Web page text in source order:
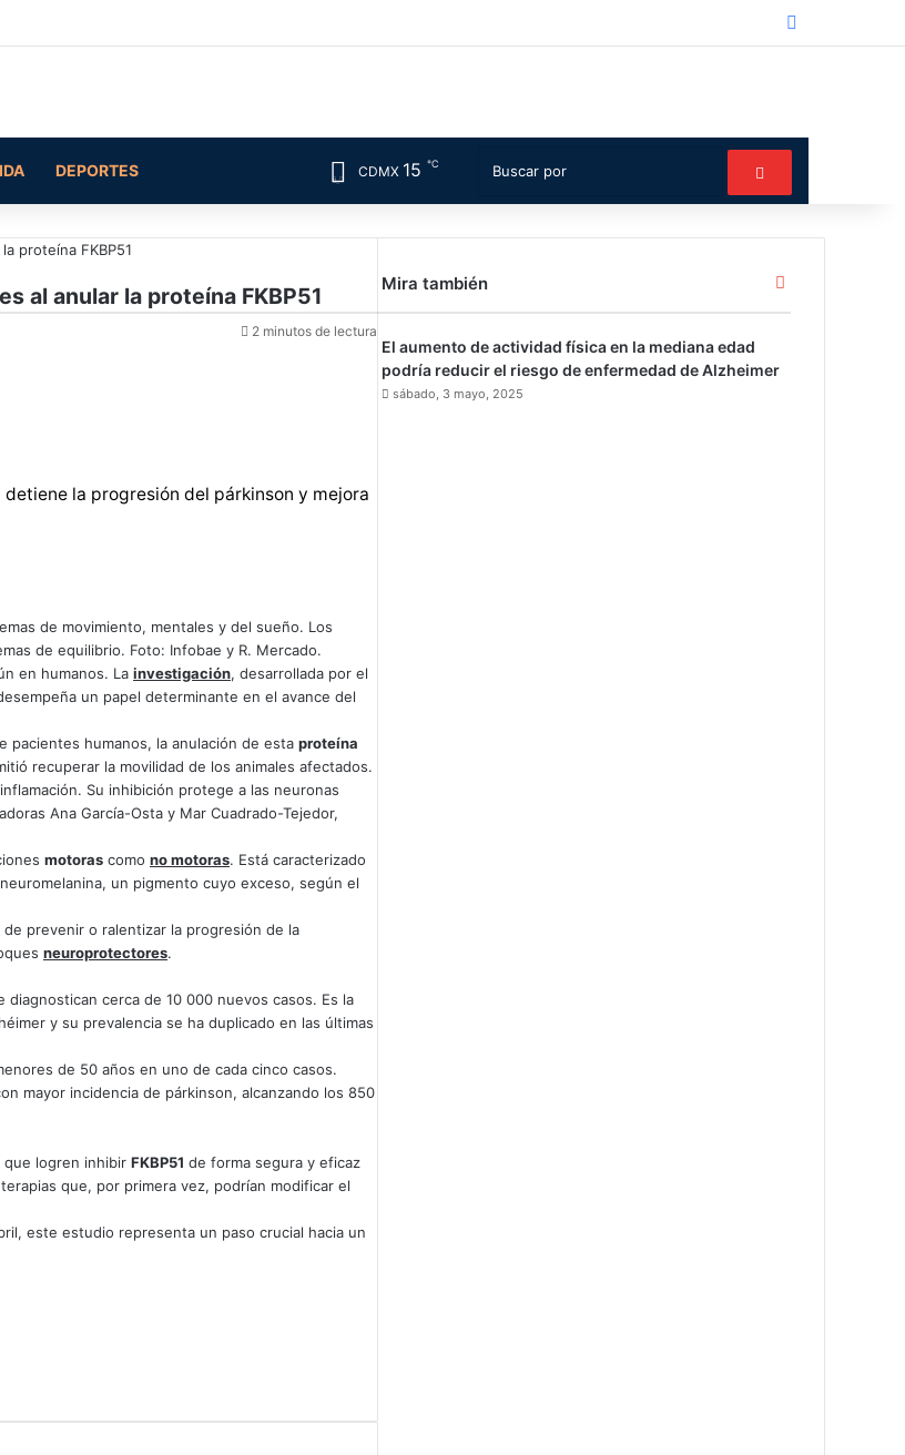
DEPORTES CDMX 15 ℃ Switch skin
Buscar
proteína FKBP51
al anular la proteína FKBP51
2 minutos de lectura
la progresión del párkinson y mejora
de movimiento, mentales y del sueño. Los
de equilibrio. Foto: Infobae y R. Mercado.
en humanos. La investigación, desarrollada por el
un papel determinante en el avance del
pacientes humanos, la anulación de esta proteína
recuperar la movilidad de los animales afectados.
Su inhibición protege a las neuronas
Ana García-Osta y Mar Cuadrado-Tejedor,
motoras como no motoras. Está caracterizado
un pigmento cuyo exceso, según el
prevenir o ralentizar la progresión de la
neuroprotectores.
cerca de 10 000 nuevos casos. Es la
y su prevalencia se ha duplicado en las últimas
de 50 años en uno de cada cinco casos.
mayor incidencia de párkinson, alcanzando los 850
que logren inhibir FKBP51 de forma segura y eficaz
que, por primera vez, podrían modificar el
este estudio representa un paso crucial hacia un
Mira también Cerrar
El aumento de actividad física en la mediana edad
podría reducir el riesgo de enfermedad de Alzheimer
sábado, 3 mayo, 2025